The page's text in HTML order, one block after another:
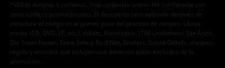
*Válido durante 4 semanas. Solo canjeable online. No combinable con
otros códigos promocionales. El descuento será aplicado después de
introducir el código en el primer paso del proceso de compra. Libros,
media (CD, DVD, LP, etc.), tickets, Rammstein, (Till) Lindemann, Die Ärzte,
Die Toten Hosen, Feine Sahne Fischfilet, Broilers, Böhse Onkelz, cheques-
regalo y artículos que incluyen una donación están excluidos de la
promoción.